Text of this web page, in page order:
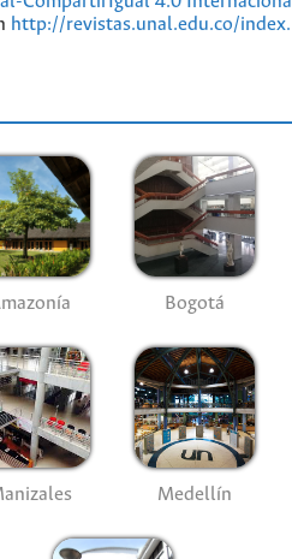
http://revistas.unal.edu.co/
Bogotá
Medellín